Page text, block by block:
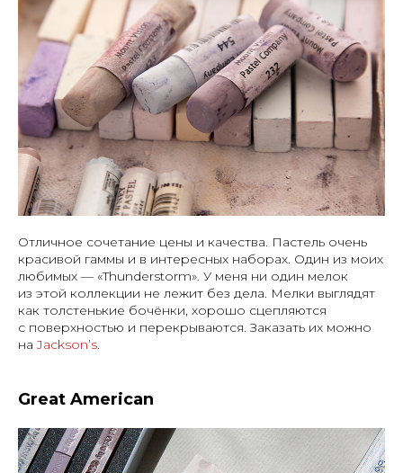
Отличное сочетание цены и качества. Пастель очень
красивой гаммы и в интересных наборах. Один из моих
любимых — «Thunderstorm». У меня ни один мелок
из этой коллекции не лежит без дела. Мелки выглядят
как толстенькие бочёнки, хорошо сцепляются
с поверхностью и перекрываются. Заказать их можно
наJackson’s.
Great American